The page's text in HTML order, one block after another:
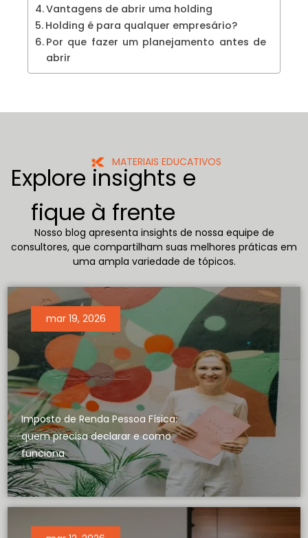
Vantagens de abrir uma holding
Holding é para qualquer empresário?
Por que fazer um planejamento antes de
abrir
MATERIAIS EDUCATIVOS
Explore insights e
fique à frente
Nosso blog apresenta insights de nossa equipe de
consultores, que compartilham suas melhores práticas em
uma ampla variedade de tópicos.
mar 19, 2026
Imposto de Renda Pessoa Física:
quem precisa declarar e como
funciona